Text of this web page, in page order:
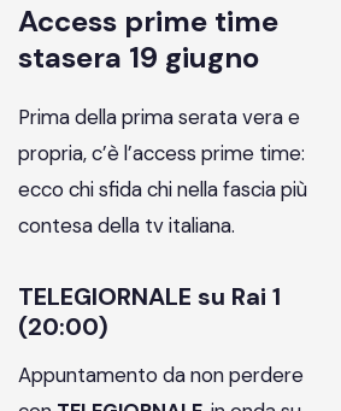
Access prime time
stasera 19 giugno
Prima della prima serata vera e
propria, c’è l’access prime time:
ecco chi sfida chi nella fascia più
contesa della tv italiana.
TELEGIORNALE su Rai 1
(20:00)
Appuntamento da non perdere